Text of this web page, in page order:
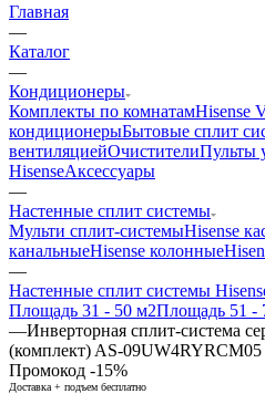
Главная
—
Каталог
—
Кондиционеры
Комплекты по комнатамHisense
кондиционерыБытовые сплит
вентиляциейОчистителиПульты
HisenseАксессуары
—
Настенные сплит системы
Мульти сплит-системыHisense
канальныеHisense колонные
—
Настенные сплит системы
Площадь 31 - 50 м2Площадь 51 -
—Инверторная сплит-система
(комплект) AS-09UW4RYRCM05
Промокод -15%
Доставка + подъем бесплатно